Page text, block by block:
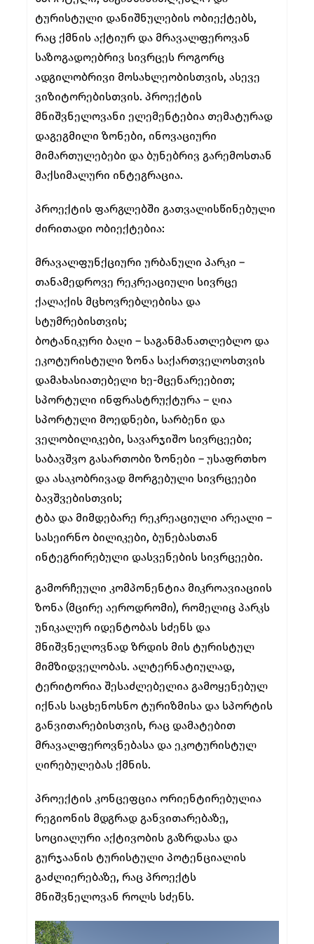
ტურისტული დანიშნულების ობიექტებს,
რაც ქმნის აქტიურ და მრავალფეროვან
საზოგადოებრივ სივრცეს როგორც
ადგილობრივი მოსახლეობისთვის, ასევე
ვიზიტორებისთვის. პროექტის
მნიშვნელოვანი ელემენტებია თემატურად
დაგეგმილი ზონები, ინოვაციური
მიმართულებები და ბუნებრივ გარემოსთან
მაქსიმალური ინტეგრაცია.
პროექტის ფარგლებში გათვალისწინებული
ძირითადი ობიექტებია:
მრავალფუნქციური ურბანული პარკი –
თანამედროვე რეკრეაციული სივრცე
ქალაქის მცხოვრებლებისა და
სტუმრებისთვის;
ბოტანიკური ბაღი – საგანმანათლებლო და
ეკოტურისტული ზონა საქართველოსთვის
დამახასიათებელი ხე-მცენარეებით;
სპორტული ინფრასტრუქტურა – ღია
სპორტული მოედნები, სარბენი და
ველობილიკები, სავარჯიშო სივრცეები;
საბავშვო გასართობი ზონები – უსაფრთხო
და ასაკობრივად მორგებული სივრცეები
ბავშვებისთვის;
ტბა და მიმდებარე რეკრეაციული არეალი –
სასეირნო ბილიკები, ბუნებასთან
ინტეგრირებული დასვენების სივრცეები.
გამორჩეული კომპონენტია მიკროავიაციის
ზონა (მცირე აეროდრომი), რომელიც პარკს
უნიკალურ იდენტობას სძენს და
მნიშვნელოვნად ზრდის მის ტურისტულ
მიმზიდველობას. ალტერნატიულად,
ტერიტორია შესაძლებელია გამოყენებულ
იქნას საცხენოსნო ტურიზმისა და სპორტის
განვითარებისთვის, რაც დამატებით
მრავალფეროვნებასა და ეკოტურისტულ
ღირებულებას ქმნის.
პროექტის კონცეფცია ორიენტირებულია
რეგიონის მდგრად განვითარებაზე,
სოციალური აქტივობის გაზრდასა და
გურჯაანის ტურისტული პოტენციალის
გაძლიერებაზე, რაც პროექტს
მნიშვნელოვან როლს სძენს.